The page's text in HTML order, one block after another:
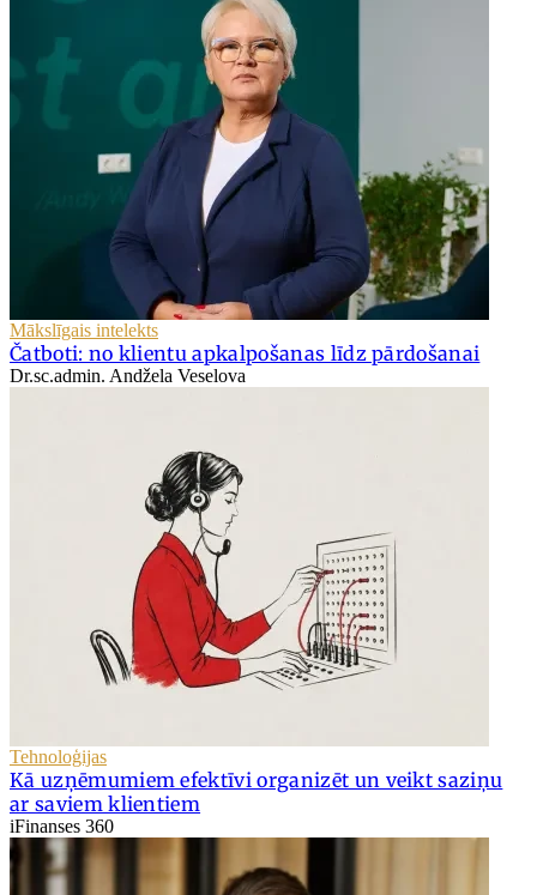
Mākslīgais intelekts
Čatboti: no klientu apkalpošanas līdz pārdošanai
Dr.sc.admin. Andžela Veselova
Tehnoloģijas
Kā uzņēmumiem efektīvi organizēt un veikt saziņu
ar saviem klientiem
iFinanses 360